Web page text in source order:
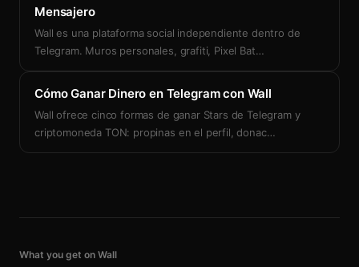
Mensajero
Wall es una plataforma social independiente dentro de
Telegram. Muros personales, grafiti, Pixel Bat…
Cómo Ganar Dinero en Telegram con Wall
Wall ofrece cinco formas de ganar Stars de Telegram y
criptomoneda TON: propinas en el perfil, donac…
What you get on Wall